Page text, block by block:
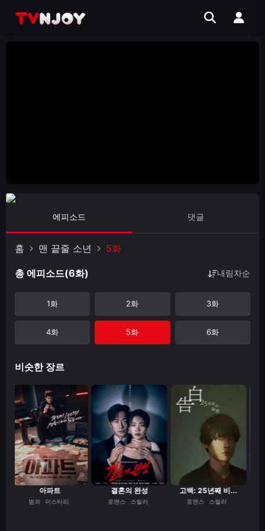
에피소드 댓글
홈 맨 끝줄 소년 5화
총 에피소드(6화) 내림차순
1화 2화 3화
4화 5화 6화
비슷한 장르
아파트
범죄 미스터리
결혼의 완성
로맨스 스릴러
고백: 25년째 비...
로맨스 스릴러